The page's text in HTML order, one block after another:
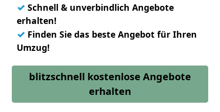
✓ Schnell & unverbindlich Angebote
erhalten!
✓ Finden Sie das beste Angebot für Ihren
Umzug!
blitzschnell kostenlose Angebote
erhalten